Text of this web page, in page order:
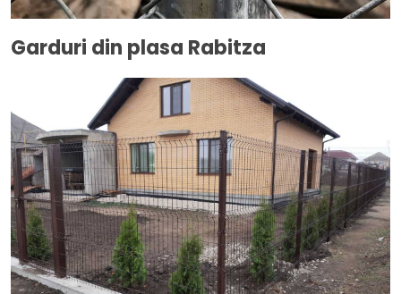
Garduri din plasa Rabitza